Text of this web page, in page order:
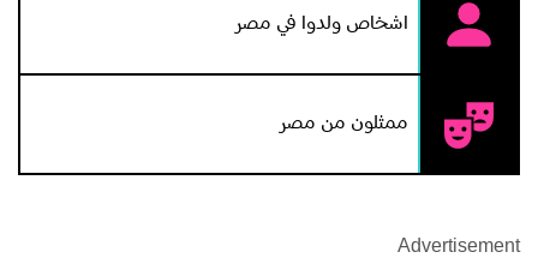
اشخاص ولدوا في مصر
ممثلون من مصر
Advertisement